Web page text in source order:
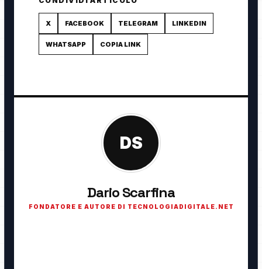
X FACEBOOK TELEGRAM LINKEDIN
WHATSAPP COPIA LINK
DS
Dario Scarfina
FONDATORE E AUTORE DI TECNOLOGIADIGITALE.NET